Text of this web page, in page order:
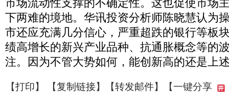
市场流动性支撑的不确定性。这也促使市场
下两难的境地。华讯投资分析师陈晓慧认为
市还应充满几分信心，严重超跌的银行等板
绩高增长的新兴产业品种、抗通胀概念等的
注。因为不管大势如何，能创新高的还是上
【打印】 【复制链接】【转发邮件】
【一键分享